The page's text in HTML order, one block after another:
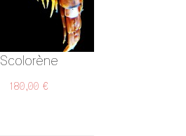
Scolorène
180,00 €